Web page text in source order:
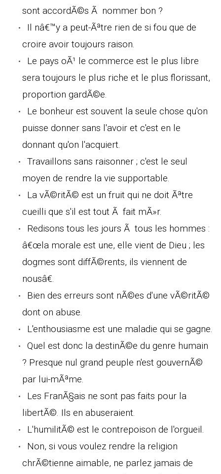
sont accordÃ©s Ã nommer bon ?
Il nâ€™y a peut-Ãªtre rien de si fou que de
croire avoir toujours raison.
Le pays oÃ¹ le commerce est le plus libre
sera toujours le plus riche et le plus florissant,
proportion gardÃ©e.
Le bonheur est souvent la seule chose qu'on
puisse donner sans l'avoir et c'est en le
donnant qu'on l'acquiert.
Travaillons sans raisonner ; c'est le seul
moyen de rendre la vie supportable.
La vÃ©ritÃ© est un fruit qui ne doit Ãªtre
cueilli que s'il est tout Ã fait mÃ»r.
Redisons tous les jours Ã tous les hommes :
â€œla morale est une, elle vient de Dieu ; les
dogmes sont diffÃ©rents, ils viennent de
nousâ€.
Bien des erreurs sont nÃ©es d'une vÃ©ritÃ©
dont on abuse.
L'enthousiasme est une maladie qui se gagne.
Quel est donc la destinÃ©e du genre humain
? Presque nul grand peuple n'est gouvernÃ©
par lui-mÃªme.
Les FranÃ§ais ne sont pas faits pour la
libertÃ©. Ils en abuseraient.
L'humilitÃ© est le contrepoison de l'orgueil.
Non, si vous voulez rendre la religion
chrÃ©tienne aimable, ne parlez jamais de